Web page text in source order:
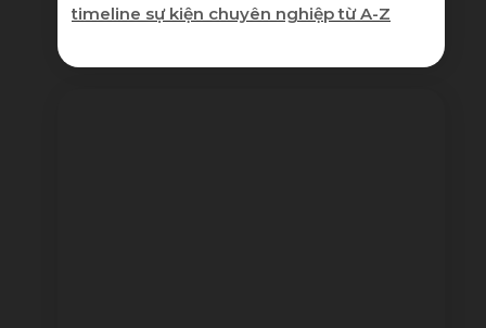
timeline sự kiện chuyên nghiệp từ A-Z